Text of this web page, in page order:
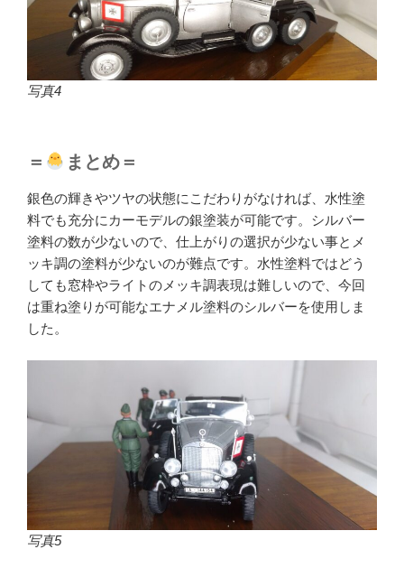
写真4
＝ まとめ＝
銀色の輝きやツヤの状態にこだわりがなければ、水性塗
料でも充分にカーモデルの銀塗装が可能です。シルバー
塗料の数が少ないので、仕上がりの選択が少ない事とメ
ッキ調の塗料が少ないのが難点です。水性塗料ではどう
しても窓枠やライトのメッキ調表現は難しいので、今回
は重ね塗りが可能なエナメル塗料のシルバーを使用しま
した。
写真5